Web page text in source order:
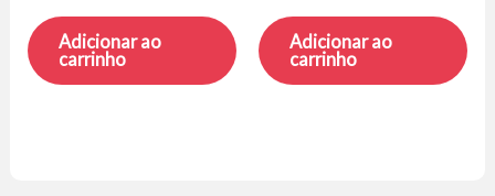
Adicionar ao
carrinho
Adicionar ao
carrinho